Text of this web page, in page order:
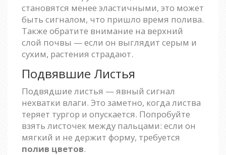
становятся менее эластичными, это может
быть сигналом, что пришло время полива.
Также обратите внимание на верхний
слой почвы — если он выглядит серым и
сухим, растения страдают.
Подвявшие Листья
Подвядшие листья — явный сигнал
нехватки влаги. Это заметно, когда листва
теряет тургор и опускается. Попробуйте
взять листочек между пальцами: если он
мягкий и не держит форму, требуется
полив цветов.